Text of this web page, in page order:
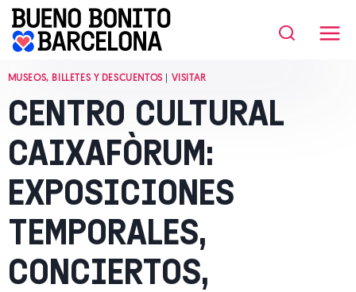
Saltar
contenido
MUSEOS, BILLETES Y DESCUENTOS | VISITAR
CENTRO CULTURAL
CAIXAFÒRUM:
EXPOSICIONES
TEMPORALES,
CONCIERTOS,